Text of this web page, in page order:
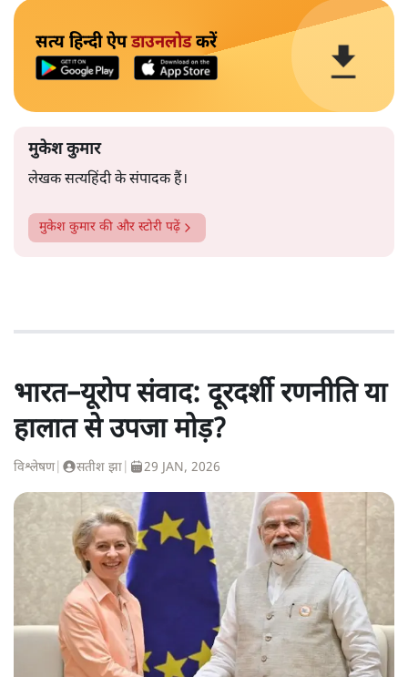
सत्य हिन्दी ऐपडाउनलोडकरें
मुकेश कुमार
लेखक सत्यहिंदी के संपादक हैं।
मुकेश कुमार की और स्टोरी पढ़ें
भारत–यूरोप संवाद: दूरदर्शी रणनीति या
हालात से उपजा मोड़?
विश्लेषण| सतीश झा 29 JAN, 2026